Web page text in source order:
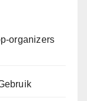
organizers